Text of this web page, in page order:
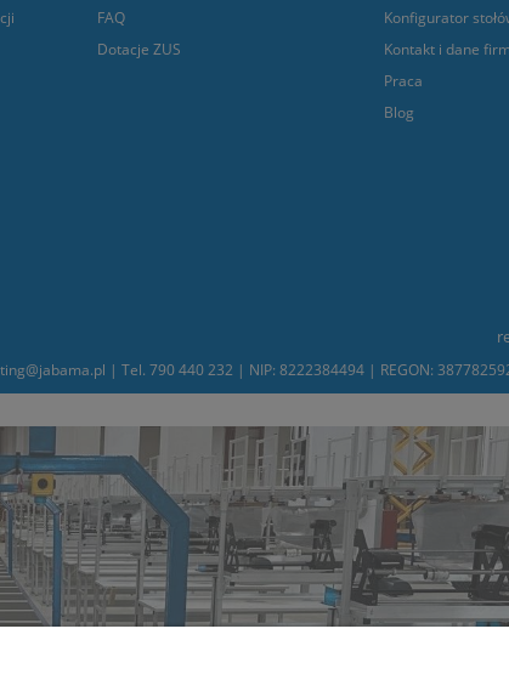
FAQ
Dotacje ZUS
Konfigurator
Kontakt i dane
Praca
Blog
| Tel. 790 440 232 | NIP: 8222384494 | REGON: